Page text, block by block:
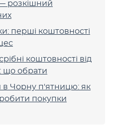
розкішний
перші коштовності
коштовності від
що обрати
Чорну п'ятницю: як
покупки